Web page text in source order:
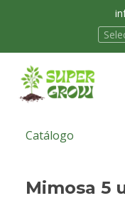
Catálogo
Mimosa 5